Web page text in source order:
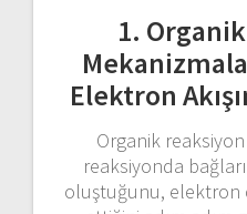
1.
Elektron
Organik
reaksiyonda
oluştuğunu, elektron